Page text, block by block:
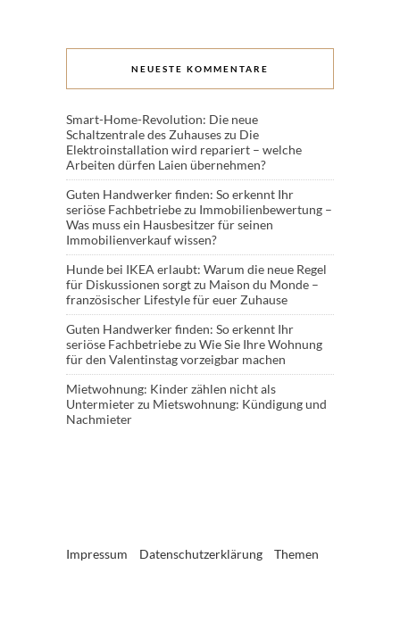
NEUESTE KOMMENTARE
Smart-Home-Revolution: Die neue
Schaltzentrale des Zuhauseszu Die
Elektroinstallation wird repariert – welche
Arbeiten dürfen Laien übernehmen?
Guten Handwerker finden: So erkennt Ihr
seriöse Fachbetriebezu Immobilienbewertung –
Was muss ein Hausbesitzer für seinen
Immobilienverkauf wissen?
Hunde bei IKEA erlaubt: Warum die neue Regel
für Diskussionen sorgtzu Maison du Monde –
französischer Lifestyle für euer Zuhause
Guten Handwerker finden: So erkennt Ihr
seriöse Fachbetriebezu Wie Sie Ihre Wohnung
für den Valentinstag vorzeigbar machen
Mietwohnung: Kinder zählen nicht als
Untermieterzu Mietswohnung: Kündigung und
Nachmieter
Impressum Datenschutzerklärung Themen